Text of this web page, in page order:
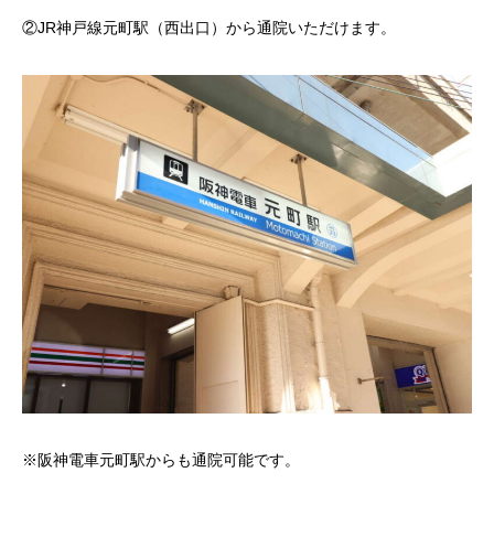
②JR神戸線元町駅（西出口）から通院いただけます。
※阪神電車元町駅からも通院可能です。